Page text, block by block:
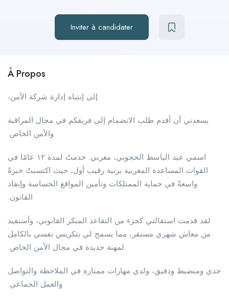
Inviter à candidater
À Propos
إلى إنتباه إدارة شركة الأمن،
يسعدني أن أقدم طلب الانضمام إلى فريقكم في مجال المراقبة
والأمن الخاص.
اسمي عبد الباسط الحجوبي، مغربي. خدمتُ لمدة ١٢ عامًا في
القوات المساعدة المغربية برتبة رقيب أول، حيث اكتسبتُ خبرةً
واسعةً في حماية الممتلكات وتأمين المواقع الحساسة وإنفاذ
القانون.
لقد قدمت استقالتي كجزء من التقاعد المبكر القانوني، وأستفيد
من معاش شهري مستقر، مما يسمح لي بتكريس نفسي بالكامل
لمهنة جديدة في مجال الأمن الخاص.
جدي ومنضبط ودقيق، ولدي مهارات ممتازة في الملاحظة والتواصل
والعمل الجماعي.